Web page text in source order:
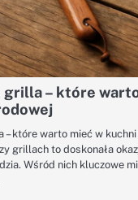
grilla – które
które warto mieć w
grillach to doskonała
Wśród nich kluczowe